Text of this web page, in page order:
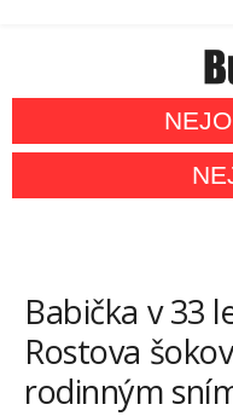
Babička v 33
Rostova
rodinným